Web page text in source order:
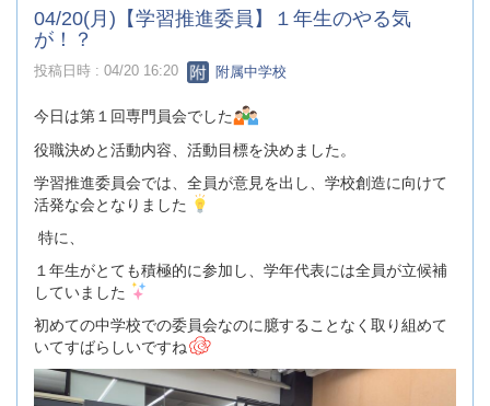
04/20(月)【学習推進委員】１年生のやる気
が！？
投稿日時 : 04/20 16:20 附属中学校
今日は第１回専門員会でした
役職決めと活動内容、活動目標を決めました。
学習推進委員会では、全員が意見を出し、学校創造に向けて
活発な会となりました
特に、
１年生がとても積極的に参加し、学年代表には全員が立候補
していました
初めての中学校での委員会なのに臆することなく取り組めて
いてすばらしいですね